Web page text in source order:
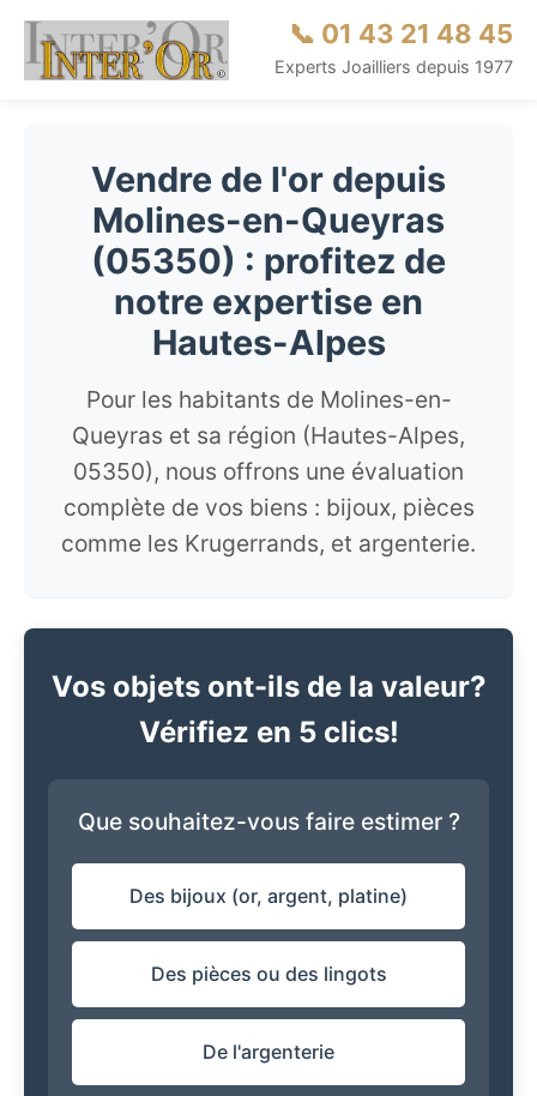
📞 01 43 21 48 45
Experts Joailliers depuis 1977
Vendre de l'or depuis
Molines-en-Queyras
(05350) : profitez de
notre expertise en
Hautes-Alpes
Pour les habitants de Molines-en-
Queyras et sa région (Hautes-Alpes,
05350), nous offrons une évaluation
complète de vos biens : bijoux, pièces
comme les Krugerrands, et argenterie.
Vos objets ont-ils de la valeur?
Vérifiez en 5 clics!
Que souhaitez-vous faire estimer ?
Des bijoux (or, argent, platine)
Des pièces ou des lingots
De l'argenterie